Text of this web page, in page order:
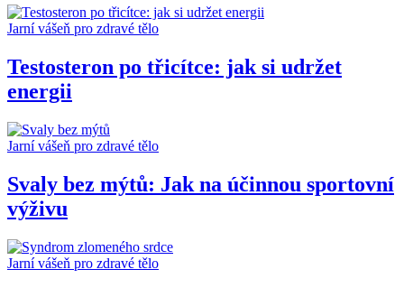
Jarní vášeň pro zdravé tělo
Testosteron po třicítce: jak si udržet
energii
Jarní vášeň pro zdravé tělo
Svaly bez mýtů: Jak na účinnou sportovní
výživu
Jarní vášeň pro zdravé tělo